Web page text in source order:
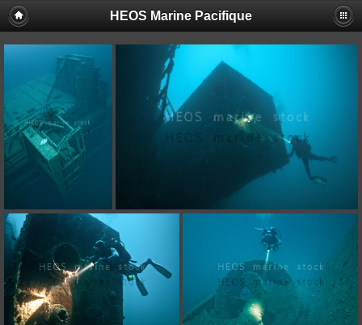
HEOS Marine Pacifique